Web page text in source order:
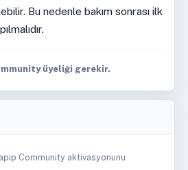
Bu nedenle bakım sonrası ilk
üyeliği gerekir.
Community aktivasyonunu